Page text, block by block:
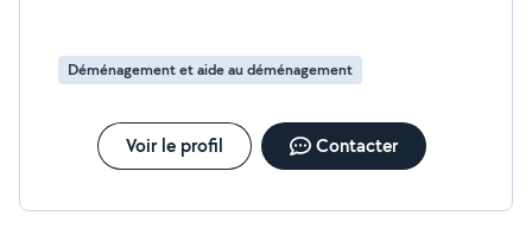
Déménagement et aide au déménagement
Voir le profil Contacter